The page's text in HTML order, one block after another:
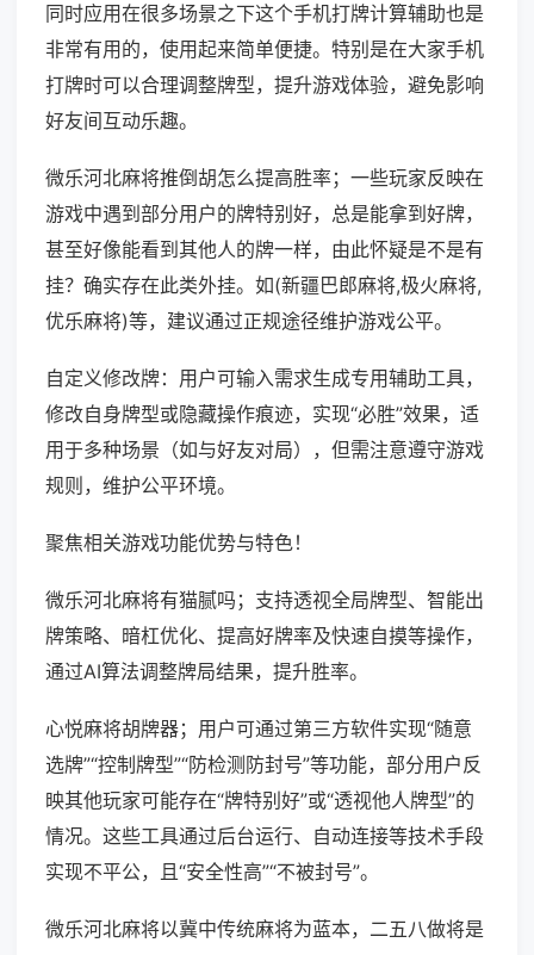
同时应用在很多场景之下这个手机打牌计算辅助也是
非常有用的，使用起来简单便捷。特别是在大家手机
打牌时可以合理调整牌型，提升游戏体验，避免影响
好友间互动乐趣。
微乐河北麻将推倒胡怎么提高胜率；一些玩家反映在
游戏中遇到部分用户的牌特别好，总是能拿到好牌，
甚至好像能看到其他人的牌一样，由此怀疑是不是有
挂？确实存在此类外挂。如(新疆巴郎麻将,极火麻将,
优乐麻将)等，建议通过正规途径维护游戏公平。
自定义修改牌：用户可输入需求生成专用辅助工具，
修改自身牌型或隐藏操作痕迹，实现“必胜”效果，适
用于多种场景（如与好友对局），但需注意遵守游戏
规则，维护公平环境。
聚焦相关游戏功能优势与特色！
微乐河北麻将有猫腻吗；支持透视全局牌型、智能出
牌策略、暗杠优化、提高好牌率及快速自摸等操作，
通过AI算法调整牌局结果，提升胜率。
心悦麻将胡牌器；用户可通过第三方软件实现“随意
选牌”“控制牌型”“防检测防封号”等功能，部分用户反
映其他玩家可能存在“牌特别好”或“透视他人牌型”的
情况。这些工具通过后台运行、自动连接等技术手段
实现不平公，且“安全性高”“不被封号”。
微乐河北麻将以冀中传统麻将为蓝本，二五八做将是